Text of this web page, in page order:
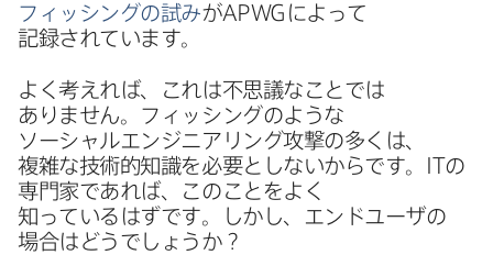
フィッシングの​試みがAPWG に​よって​
記録されています。
よく​考えれば、​これは​不思議な​ことでは​
ありません。​フィッシングのような​
ソーシャルエンジニアリング攻撃の​多くは、​
複雑な​技術的知識を​必要としないからです。
ITの​
専門家で​あれば、​この​ことを​よく​
知っているはずです。​しかし、​エンドユーザの​
場合は​どうでしょうか？